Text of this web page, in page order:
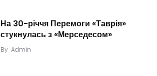
На 30-річчя Перемоги «Таврія»
стукнулась з «Мерседесом»
By Admin